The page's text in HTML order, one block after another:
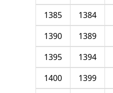
1384
1385
1389
1390
1394
1395
1399
1400